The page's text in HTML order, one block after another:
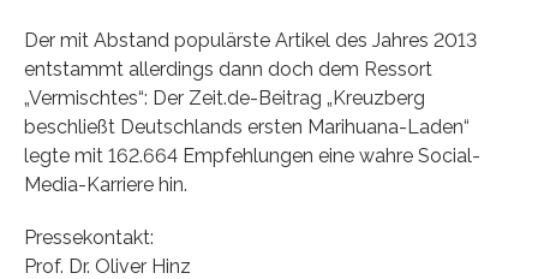
Der mit Abstand populärste Artikel des Jahres 2013
entstammt allerdings dann doch dem Ressort
„Vermischtes“: Der Zeit.de-Beitrag „Kreuzberg
beschließt Deutschlands ersten Marihuana-Laden“
legte mit 162.664 Empfehlungen eine wahre Social-
Media-Karriere hin.
Pressekontakt:
Prof. Dr. Oliver Hinz